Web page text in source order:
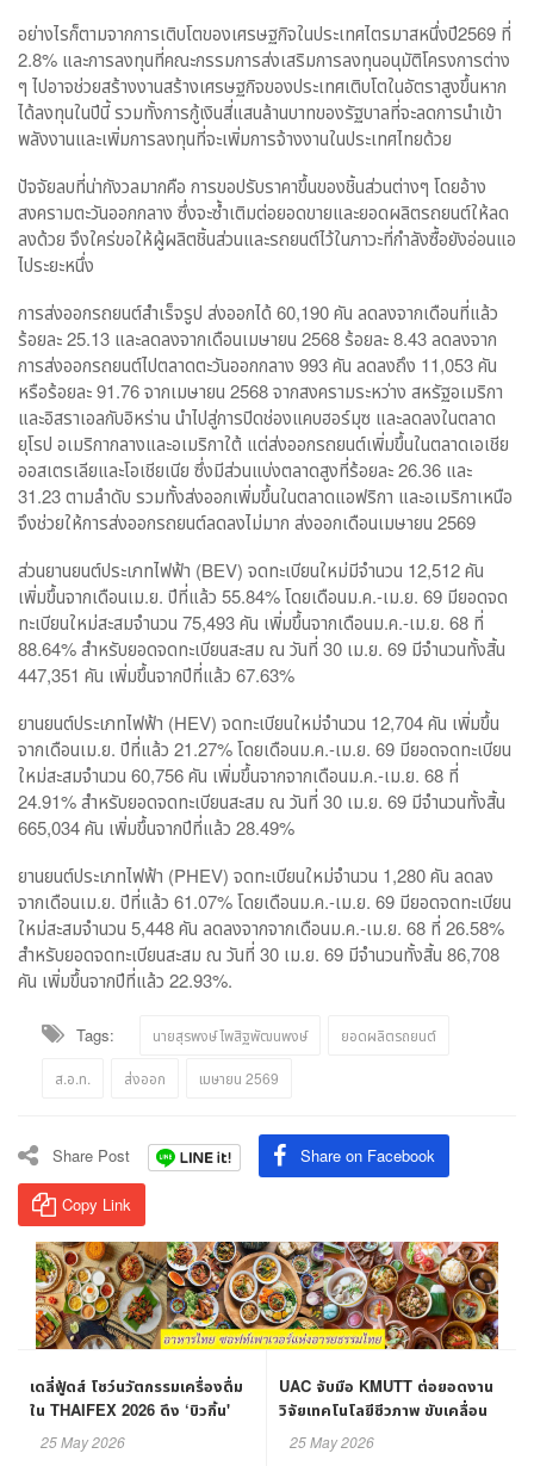
อย่างไรก็ตามจากการเติบโตของเศรษฐกิจในประเทศไตรมาสหนึ่งปี2569 ที่
2.8% และการลงทุนที่คณะกรรมการส่งเสริมการลงทุนอนุมัติโครงการต่าง
ๆ ไปอาจช่วยสร้างงานสร้างเศรษฐกิจของประเทศเติบโตในอัตราสูงขึ้นหาก
ได้ลงทุนในปีนี้ รวมทั้งการกู้เงินสี่แสนล้านบาทของรัฐบาลที่จะลดการนำเข้า
พลังงานและเพิ่มการลงทุนที่จะเพิ่มการจ้างงานในประเทศไทยด้วย
ปัจจัยลบที่น่ากังวลมากคือ การขอปรับราคาขึ้นของชิ้นส่วนต่างๆ โดยอ้าง
สงครามตะวันออกกลาง ซึ่งจะซ้ำเติมต่อยอดขายและยอดผลิตรถยนต์ให้ลด
ลงด้วย จึงใคร่ขอให้ผู้ผลิตชิ้นส่วนและรถยนต์ไว้ในภาวะที่กำลังซื้อยังอ่อนแอ
ไประยะหนึ่ง
การส่งออกรถยนต์สำเร็จรูป ส่งออกได้ 60,190 คัน ลดลงจากเดือนที่แล้ว
ร้อยละ 25.13 และลดลงจากเดือนเมษายน 2568 ร้อยละ 8.43 ลดลงจาก
การส่งออกรถยนต์ไปตลาดตะวันออกกลาง 993 คัน ลดลงถึง 11,053 คัน
หรือร้อยละ 91.76 จากเมษายน 2568 จากสงครามระหว่าง สหรัฐอเมริกา
และอิสราเอลกับอิหร่าน นำไปสู่การปิดช่องแคบฮอร์มุซ และลดลงในตลาด
ยุโรป อเมริกากลางและอเมริกาใต้ แต่ส่งออกรถยนต์เพิ่มขึ้นในตลาดเอเชีย
ออสเตรเลียและโอเชียเนีย ซึ่งมีส่วนแบ่งตลาดสูงที่ร้อยละ 26.36 และ
31.23 ตามลำดับ รวมทั้งส่งออกเพิ่มขึ้นในตลาดแอฟริกา และอเมริกาเหนือ
จึงช่วยให้การส่งออกรถยนต์ลดลงไม่มาก ส่งออกเดือนเมษายน 2569
ส่วนยานยนต์ประเภทไฟฟ้า (BEV) จดทะเบียนใหม่มีจำนวน 12,512 คัน
เพิ่มขึ้นจากเดือนเม.ย. ปีที่แล้ว 55.84% โดยเดือนม.ค.-เม.ย. 69 มียอดจด
ทะเบียนใหม่สะสมจำนวน 75,493 คัน เพิ่มขึ้นจากเดือนม.ค.-เม.ย. 68 ที่
88.64% สำหรับยอดจดทะเบียนสะสม ณ วันที่ 30 เม.ย. 69 มีจำนวนทั้งสิ้น
447,351 คัน เพิ่มขึ้นจากปีที่แล้ว 67.63%
ยานยนต์ประเภทไฟฟ้า (HEV) จดทะเบียนใหม่จำนวน 12,704 คัน เพิ่มขึ้น
จากเดือนเม.ย. ปีที่แล้ว 21.27% โดยเดือนม.ค.-เม.ย. 69 มียอดจดทะเบียน
ใหม่สะสมจำนวน 60,756 คัน เพิ่มขึ้นจากจากเดือนม.ค.-เม.ย. 68 ที่
24.91% สำหรับยอดจดทะเบียนสะสม ณ วันที่ 30 เม.ย. 69 มีจำนวนทั้งสิ้น
665,034 คัน เพิ่มขึ้นจากปีที่แล้ว 28.49%
ยานยนต์ประเภทไฟฟ้า (PHEV) จดทะเบียนใหม่จำนวน 1,280 คัน ลดลง
จากเดือนเม.ย. ปีที่แล้ว 61.07% โดยเดือนม.ค.-เม.ย. 69 มียอดจดทะเบียน
ใหม่สะสมจำนวน 5,448 คัน ลดลงจากจากเดือนม.ค.-เม.ย. 68 ที่ 26.58%
สำหรับยอดจดทะเบียนสะสม ณ วันที่ 30 เม.ย. 69 มีจำนวนทั้งสิ้น 86,708
คัน เพิ่มขึ้นจากปีที่แล้ว 22.93%.
Tags: นายสุรพงษ์ ไพสิฐพัฒนพงษ์ ยอดผลิตรถยนต์
ส.อ.ท. ส่งออก เมษายน 2569
Share Post Share on Facebook
Copy Link
เดลี่ฟู้ดส์ โชว์นวัตกรรมเครื่องดื่ม
ใน THAIFEX 2026 ดึง ‘บิวกิ้น'
สร้างสีสัน
25 May 2026
UAC จับมือ KMUTT ต่อยอดงาน
วิจัยเทคโนโลยีชีวภาพ ขับเคลื่อน
นวัตกรรมสู่ภาคอุตสาหกรรม
25 May 2026